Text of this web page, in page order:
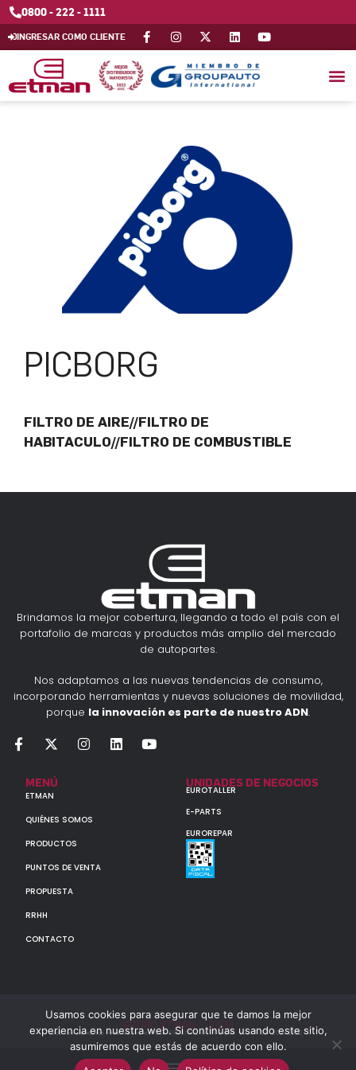
0800 - 222 - 1111
INGRESAR COMO CLIENTE
PICBORG
FILTRO DE AIRE//FILTRO DE
HABITACULO//FILTRO DE COMBUSTIBLE
Brindamos la mejor cobertura, llegando a todo el país con el
portafolio de marcas y productos más amplio del mercado
de autopartes.
Nos adaptamos a las nuevas tendencias de consumo,
incorporando herramientas y nuevas soluciones de movilidad,
porque la innovación es parte de nuestro ADN.
MENÚ
ETMAN
QUIÉNES SOMOS
PRODUCTOS
PUNTOS DE VENTA
PROPUESTA
RRHH
CONTACTO
UNIDADES DE NEGOCIOS
EUROTALLER
E-PARTS
EUROREPAR
GRUPO ETMAN : : 2026
Todos los derechos reservados a MULTIORIGINAL PARTS S.A. (CUIT: 30-60142852-7)
Usamos cookies para asegurar que te damos la mejor
experiencia en nuestra web. Si continúas usando este sitio,
asumiremos que estás de acuerdo con ello.